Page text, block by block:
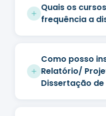
Quais os
frequência a
Como posso
Relatório/
Dissertação